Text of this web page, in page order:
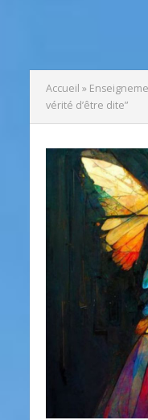
Accueil »
vérité d’être dite”